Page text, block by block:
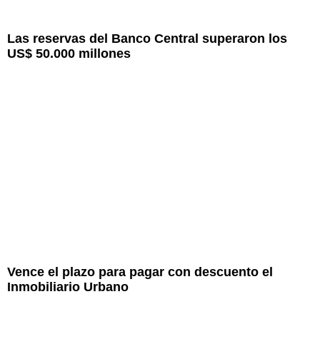
Las reservas del Banco Central superaron los
US$ 50.000 millones
Vence el plazo para pagar con descuento el
Inmobiliario Urbano